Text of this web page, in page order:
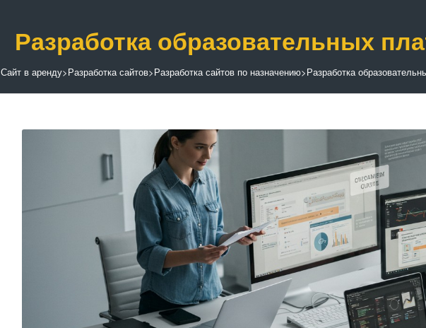
Разработка образовательных
Сайт в аренду>Разработка сайтов>Разработка сайтов по назначению>Разработка